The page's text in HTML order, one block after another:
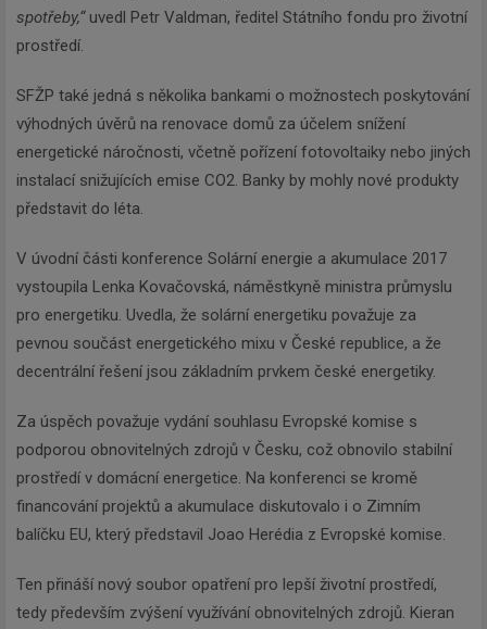
spotřeby,“uvedl Petr Valdman, ředitel Státního fondu pro životní
prostředí.
SFŽP také jedná s několika bankami o možnostech poskytování
výhodných úvěrů na renovace domů za účelem snížení
energetické náročnosti, včetně pořízení fotovoltaiky nebo jiných
instalací snižujících emise CO2. Banky by mohly nové produkty
představit do léta.
V úvodní části konference Solární energie a akumulace 2017
vystoupila Lenka Kovačovská, náměstkyně ministra průmyslu
pro energetiku. Uvedla, že solární energetiku považuje za
pevnou součást energetického mixu v České republice, a že
decentrální řešení jsou základním prvkem české energetiky.
Za úspěch považuje vydání souhlasu Evropské komise s
podporou obnovitelných zdrojů v Česku, což obnovilo stabilní
prostředí v domácní energetice. Na konferenci se kromě
financování projektů a akumulace diskutovalo i o Zimním
balíčku EU, který představil Joao Herédia z Evropské komise.
Ten přináší nový soubor opatření pro lepší životní prostředí,
tedy především zvýšení využívání obnovitelných zdrojů. Kieran
Newsletter